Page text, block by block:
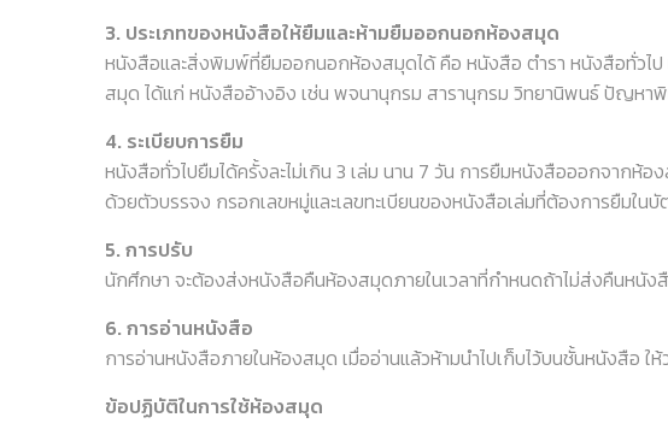
3. ประเภทของหนังสือให้ยืมและห้ามยืมออกนอกห้องสมุด
หนังสือและสิ่งพิมพ์ที่ยืมออกนอกห้องสมุดได้ คือ หนังสือ ตำรา หนังสือทั่วไ
สมุด ได้แก่ หนังสืออ้างอิง เช่น พจนานุกรม สารานุกรม วิทยานิพนธ์ ปัญหาพิ
4. ระเบียบการยืม
หนังสือทั่วไปยืมได้ครั้งละไม่เกิน 3 เล่ม นาน 7 วัน การยืมหนังสือออกจาก
ด้วยตัวบรรจง กรอกเลขหมู่และเลขทะเบียนของหนังสือเล่มที่ต้องการยืมใน
5. การปรับ
นักศึกษา จะต้องส่งหนังสือคืนห้องสมุดภายในเวลาที่กำหนดถ้าไม่ส่งคืนหนัง
6. การอ่านหนังสือ
การอ่านหนังสือภายในห้องสมุด เมื่ออ่านแล้วห้ามนำไปเก็บไว้บนชั้นหนังสือ
ข้อปฏิบัติในการใช้ห้องสมุด